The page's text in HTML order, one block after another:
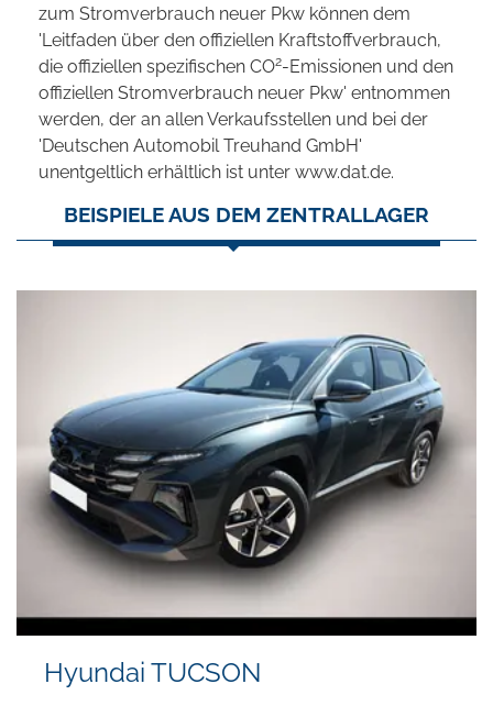
zum Stromverbrauch neuer Pkw können dem
'Leitfaden über den offiziellen Kraftstoffverbrauch,
die offiziellen spezifischen CO2-Emissionen und den
offiziellen Stromverbrauch neuer Pkw' entnommen
werden, der an allen Verkaufsstellen und bei der
'Deutschen Automobil Treuhand GmbH'
unentgeltlich erhältlich ist unter www.dat.de.
BEISPIELE AUS DEM ZENTRALLAGER
Hyundai TUCSON